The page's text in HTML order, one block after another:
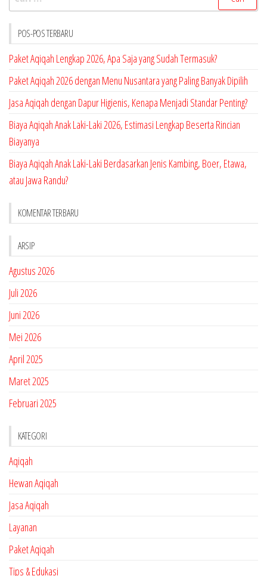
untuk:
POS-POS TERBARU
Paket Aqiqah Lengkap 2026, Apa Saja yang Sudah Termasuk?
Paket Aqiqah 2026 dengan Menu Nusantara yang Paling Banyak Dipilih
Jasa Aqiqah dengan Dapur Higienis, Kenapa Menjadi Standar Penting?
Biaya Aqiqah Anak Laki-Laki 2026, Estimasi Lengkap Beserta Rincian
Biayanya
Biaya Aqiqah Anak Laki-Laki Berdasarkan Jenis Kambing, Boer, Etawa,
atau Jawa Randu?
KOMENTAR TERBARU
ARSIP
Agustus 2026
Juli 2026
Juni 2026
Mei 2026
April 2025
Maret 2025
Februari 2025
KATEGORI
Aqiqah
Hewan Aqiqah
Jasa Aqiqah
Layanan
Paket Aqiqah
Tips & Edukasi